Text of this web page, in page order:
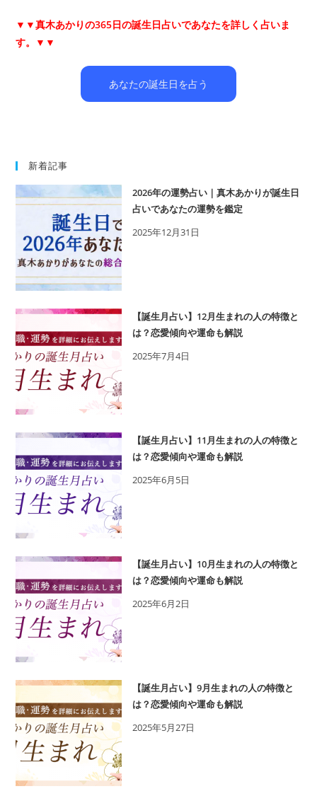
▼▼真木あかりの365日の誕生日占いであなたを詳しく占いま
す。▼▼
あなたの誕生日を占う
新着記事
2026年の運勢占い｜真木あかりが誕生日
占いであなたの運勢を鑑定
2025年12月31日
【誕生月占い】12月生まれの人の特徴と
は？恋愛傾向や運命も解説
2025年7月4日
【誕生月占い】11月生まれの人の特徴と
は？恋愛傾向や運命も解説
2025年6月5日
【誕生月占い】10月生まれの人の特徴と
は？恋愛傾向や運命も解説
2025年6月2日
【誕生月占い】9月生まれの人の特徴と
は？恋愛傾向や運命も解説
2025年5月27日